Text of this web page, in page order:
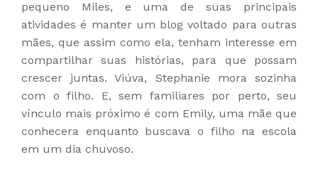
pequeno Miles, e uma de suas principais
atividades é manter um blog voltado para outras
mães, que assim como ela, tenham interesse em
compartilhar suas histórias, para que possam
crescer juntas. Viúva, Stephanie mora sozinha
com o filho. E, sem familiares por perto, seu
vínculo mais próximo é com Emily, uma mãe que
conhecera enquanto buscava o filho na escola
em um dia chuvoso.